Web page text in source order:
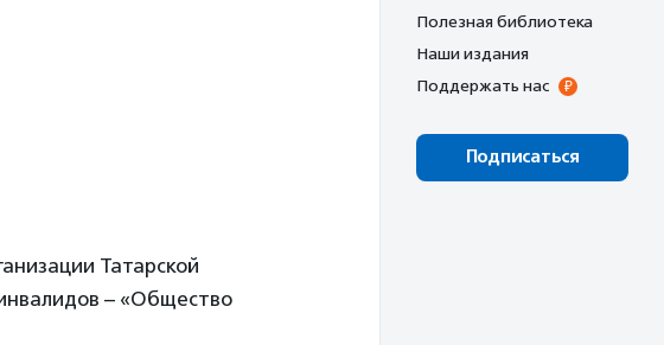
Татарской
– «Общество
Полезная библиотека
Наши издания
Поддержать нас
Подписаться